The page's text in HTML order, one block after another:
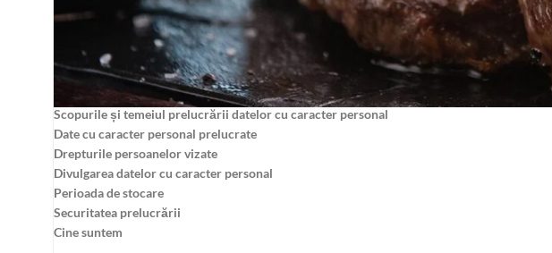
Acesta este motivul pentru care am decis să te informăm, prin politica de față, referitor la:
Cine suntem
Termeni și definiții
Principiile noastre în prelucrarea datelor cu caracter personal
Scopurile și temeiul prelucrării datelor cu caracter personal
Date cu caracter personal prelucrate
Drepturile persoanelor vizate
Divulgarea datelor cu caracter personal
Perioada de stocare
Securitatea prelucrării
Cine suntem